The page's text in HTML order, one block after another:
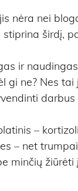
nėra nei
širdį,
ir
gi ne? Nes
darbus
–
– net
minčių žiūrėti